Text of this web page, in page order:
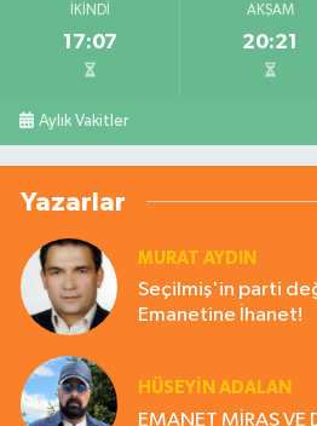
İKINDI
17:07
AKŞAM
20:21
Aylık Vakitler
Yazarlar
MURAT AYDIN
Seçilmiş'in parti
Emanetine İhanet!
HÜSEYIN ADALAN
EMANET MİRAS VE